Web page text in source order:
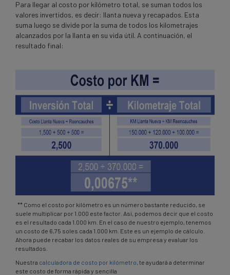
Para llegar al costo por kilómetro total, se suman todos los
valores invertidos, es decir: llanta nueva y recapados. Esta
suma luego se divide por la suma de todos los kilometrajes
alcanzados por la llanta en su vida útil. A continuación, el
resultado final:
** Como el costo por kilómetro es un número bastante reducido, se
suele multiplicar por 1.000 este factor. Así, podemos decir que el costo
es el resultado cada 1.000 km. En el caso de nuestro ejemplo, tenemos
un costo de 6,75 soles cada 1.000 km. Este es un ejemplo de cálculo.
Ahora puede recabar los datos reales de su empresa y evaluar los
resultados.
Nuestra calculadora de costo por kilómetro, te ayudará a determinar
este costo de forma rápida y sencilla